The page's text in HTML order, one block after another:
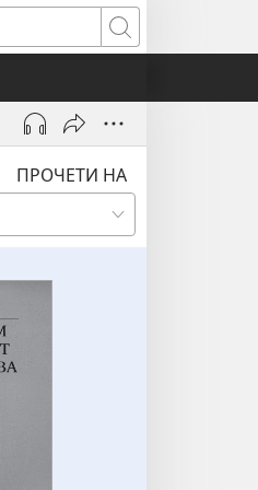
Търси
ПРОЧЕТИ НА